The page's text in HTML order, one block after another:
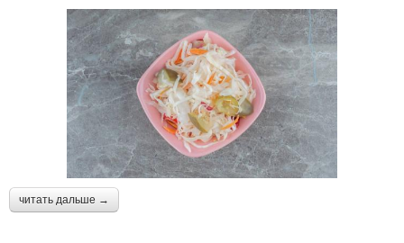
читать дальше →